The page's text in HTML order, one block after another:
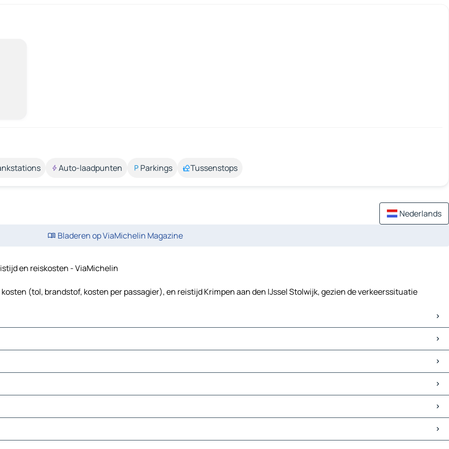
Auto-laadpunten Parkings Tussenstops
Nederlands
Bladeren op ViaMichelin Magazine
en reiskosten - ViaMichelin
(tol, brandstof, kosten per passagier), en reistijd Krimpen aan den IJssel Stolwijk, gezien de verkeerssituatie